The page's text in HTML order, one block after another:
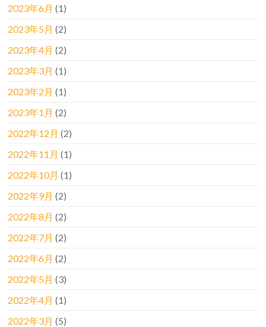
2023年6月 (1)
2023年5月 (2)
2023年4月 (2)
2023年3月 (1)
2023年2月 (1)
2023年1月 (2)
2022年12月 (2)
2022年11月 (1)
2022年10月 (1)
2022年9月 (2)
2022年8月 (2)
2022年7月 (2)
2022年6月 (2)
2022年5月 (3)
2022年4月 (1)
2022年3月 (5)